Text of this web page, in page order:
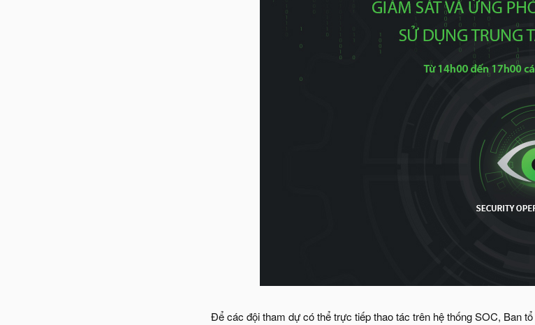
Để các đội tham dự có thể trực tiếp thao tác trên hệ thống SOC, Ban